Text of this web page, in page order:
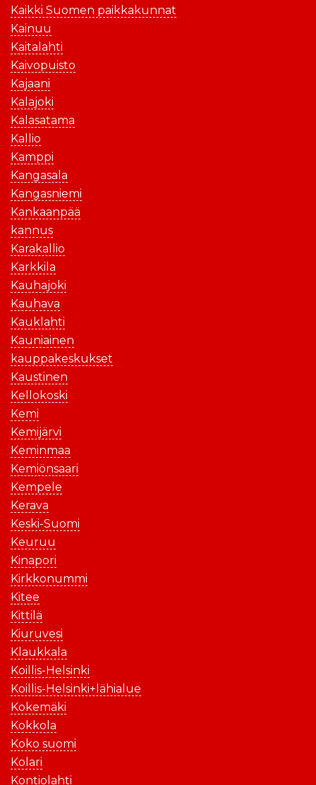
Kaikki Suomen paikkakunnat
Kainuu
Kaitalahti
Kaivopuisto
Kajaani
Kalajoki
Kalasatama
Kallio
Kamppi
Kangasala
Kangasniemi
Kankaanpää
kannus
Karakallio
Karkkila
Kauhajoki
Kauhava
Kauklahti
Kauniainen
kauppakeskukset
Kaustinen
Kellokoski
Kemi
Kemijärvi
Keminmaa
Kemiönsaari
Kempele
Kerava
Keski-Suomi
Keuruu
Kinapori
Kirkkonummi
Kitee
Kittilä
Kiuruvesi
Klaukkala
Koillis-Helsinki
Koillis-Helsinki+lähialue
Kokemäki
Kokkola
Koko suomi
Kolari
Kontiolahti